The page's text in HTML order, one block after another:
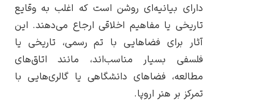
پرفروش‌ترین
تابلوها
دارای بیانیه‌ای روشن است که اغلب به وقایع
تاریخی یا مفاهیم اخلاقی ارجاع می‌دهند. این
آثار برای فضاهایی با تم رسمی، تاریخی یا
فلسفی بسیار مناسب‌اند، مانند اتاق‌های
مطالعه، فضاهای دانشگاهی یا گالری‌هایی با
تمرکز بر هنر اروپا.